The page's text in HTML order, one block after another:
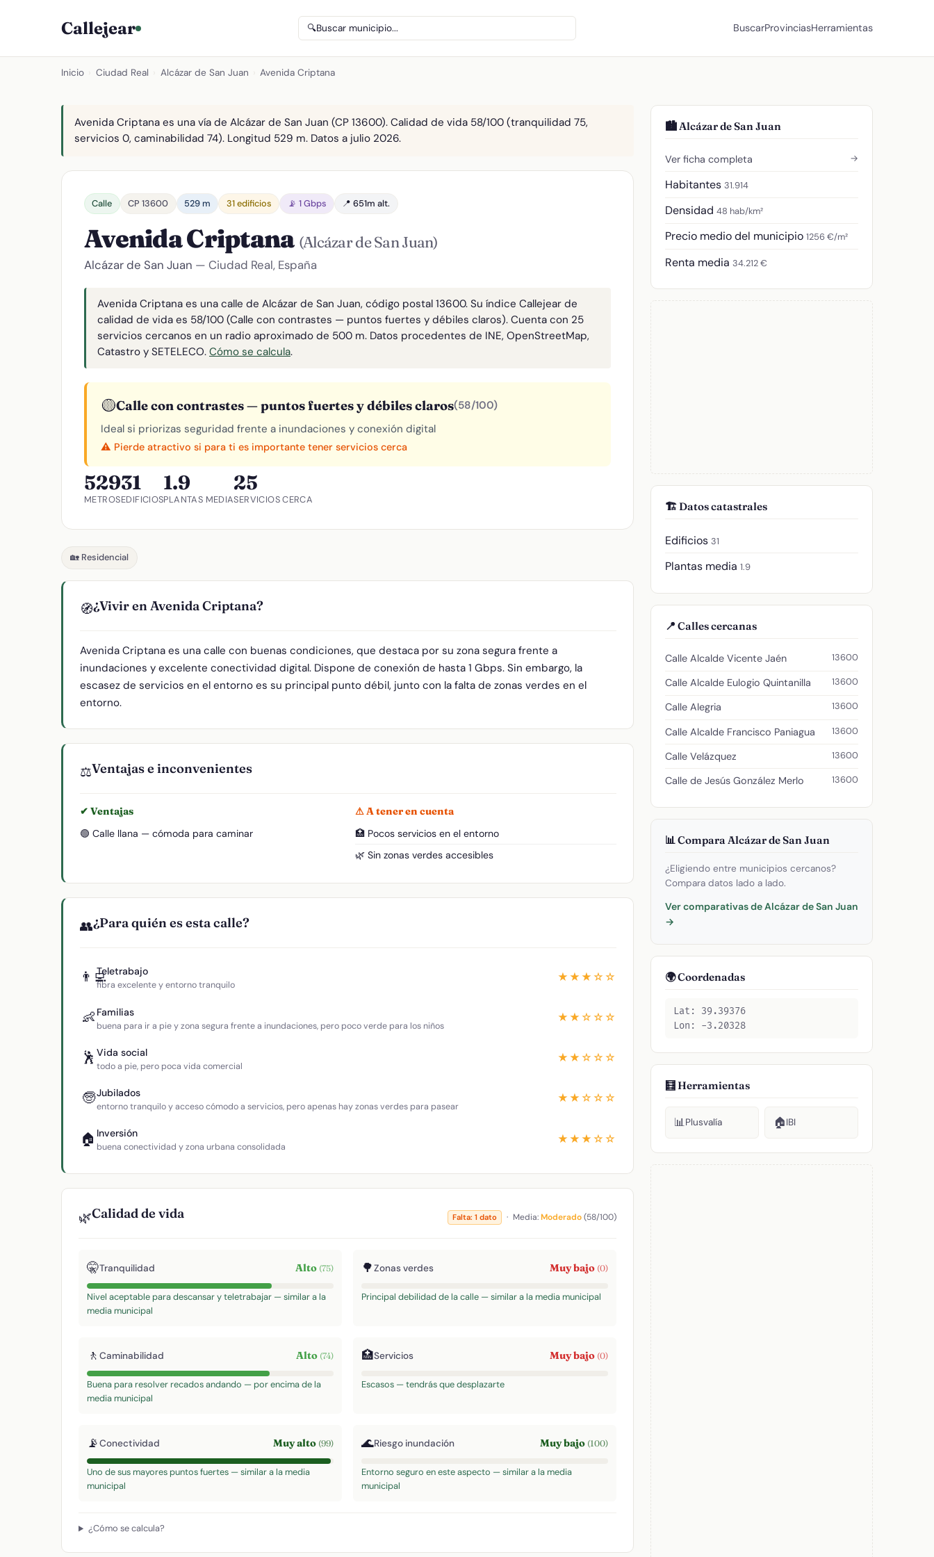
Callejear 🔍Buscar municipio... BuscarProvinciasHerramientas
Inicio Ciudad Real Alcázar de San Juan Avenida Criptana
Avenida Criptana es una vía de Alcázar de San Juan (CP 13600). Calidad de vida 58/100 (tranquilidad 75,
servicios 0, caminabilidad 74). Longitud 529 m. Datos a julio 2026.
Calle CP 13600 529 m 31 edificios 📡 1 Gbps 📍 651m alt.
Avenida Criptana (Alcázar de San Juan)
Alcázar de San Juan — Ciudad Real, España
Avenida Criptana es una calle de Alcázar de San Juan, código postal 13600. Su índice Callejear de
calidad de vida es 58/100 (Calle con contrastes — puntos fuertes y débiles claros). Cuenta con 25
servicios cercanos en un radio aproximado de 500 m. Datos procedentes de INE, OpenStreetMap,
Catastro y SETELECO. Cómo se calcula.
🟡Calle con contrastes — puntos fuertes y débiles claros(58/100)
Ideal si priorizas seguridad frente a inundaciones y conexión digital
⚠️ Pierde atractivo si para ti es importante tener servicios cerca
529
METROS
31
EDIFICIOS
1.9
PLANTAS MEDIA
25
SERVICIOS CERCA
🏡 Residencial
🧭¿Vivir en Avenida Criptana?
Avenida Criptana es una calle con buenas condiciones, que destaca por su zona segura frente a
inundaciones y excelente conectividad digital. Dispone de conexión de hasta 1 Gbps. Sin embargo, la
escasez de servicios en el entorno es su principal punto débil, junto con la falta de zonas verdes en el
entorno.
⚖️Ventajas e inconvenientes
✔ Ventajas
🟢 Calle llana — cómoda para caminar
⚠ A tener en cuenta
🏥 Pocos servicios en el entorno
🌿 Sin zonas verdes accesibles
👥¿Para quién es esta calle?
👨‍💻Teletrabajo
fibra excelente y entorno tranquilo
★★★☆☆
👶 Familias
buena para ir a pie y zona segura frente a inundaciones, pero poco verde para los niños
★★☆☆☆
🕺 Vida social
todo a pie, pero poca vida comercial
★★☆☆☆
🧓Jubilados
entorno tranquilo y acceso cómodo a servicios, pero apenas hay zonas verdes para pasear
★★☆☆☆
🏠 Inversión
buena conectividad y zona urbana consolidada
★★★☆☆
🌿Calidad de vida Falta: 1 dato · Media:Moderado(58/100)
🤫Tranquilidad Alto (75)
Nivel aceptable para descansar y teletrabajar — similar a la
media municipal
🌳Zonas verdes Muy bajo (0)
Principal debilidad de la calle — similar a la media municipal
🚶 Caminabilidad Alto (74)
Buena para resolver recados andando — por encima de la
media municipal
🏥Servicios Muy bajo (0)
Escasos — tendrás que desplazarte
📡Conectividad Muy alto (99)
Uno de sus mayores puntos fuertes — similar a la media
municipal
🌊Riesgo inundación Muy bajo (100)
Entorno seguro en este aspecto — similar a la media
municipal
¿Cómo se calcula?
🏙️ Alcázar de San Juan
Ver ficha completa →
Habitantes 31.914
Densidad 48 hab/km²
Precio medio del municipio 1256 €/m²
Renta media 34.212 €
🏗️ Datos catastrales
Edificios 31
Plantas media 1.9
📍 Calles cercanas
Calle Alcalde Vicente Jaén 13600
Calle Alcalde Eulogio Quintanilla 13600
Calle Alegria 13600
Calle Alcalde Francisco Paniagua 13600
Calle Velázquez 13600
Calle de Jesús González Merlo 13600
📊 Compara Alcázar de San Juan
¿Eligiendo entre municipios cercanos?
Compara datos lado a lado.
Ver comparativas de Alcázar de San Juan
→
🌍 Coordenadas
Lat: 39.39376
Lon: -3.20328
🧮 Herramientas
📊Plusvalía 🏠IBI